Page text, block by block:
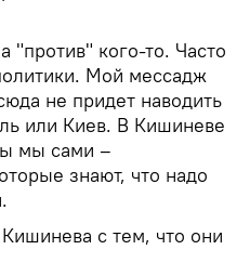
"против" кого-то. Часто
Мой мессадж
не придет наводить
или Киев. В Кишиневе
мы сами –
знают, что надо
с тем, что они